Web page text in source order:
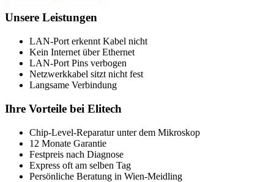
Unsere Leistungen
LAN-Port erkennt Kabel nicht
Kein Internet über Ethernet
LAN-Port Pins verbogen
Netzwerkkabel sitzt nicht fest
Langsame Verbindung
Ihre Vorteile bei Elitech
Chip-Level-Reparatur unter dem Mikroskop
12 Monate Garantie
Festpreis nach Diagnose
Express oft am selben Tag
Persönliche Beratung in Wien-Meidling